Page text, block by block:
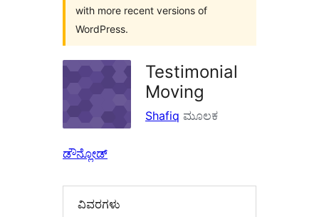
with more recent versions of
WordPress.
Testimonial
Moving
Shafiq ಮೂಲಕ
ಡೌನ್ಲೋಡ್
ವಿವರಗಳು